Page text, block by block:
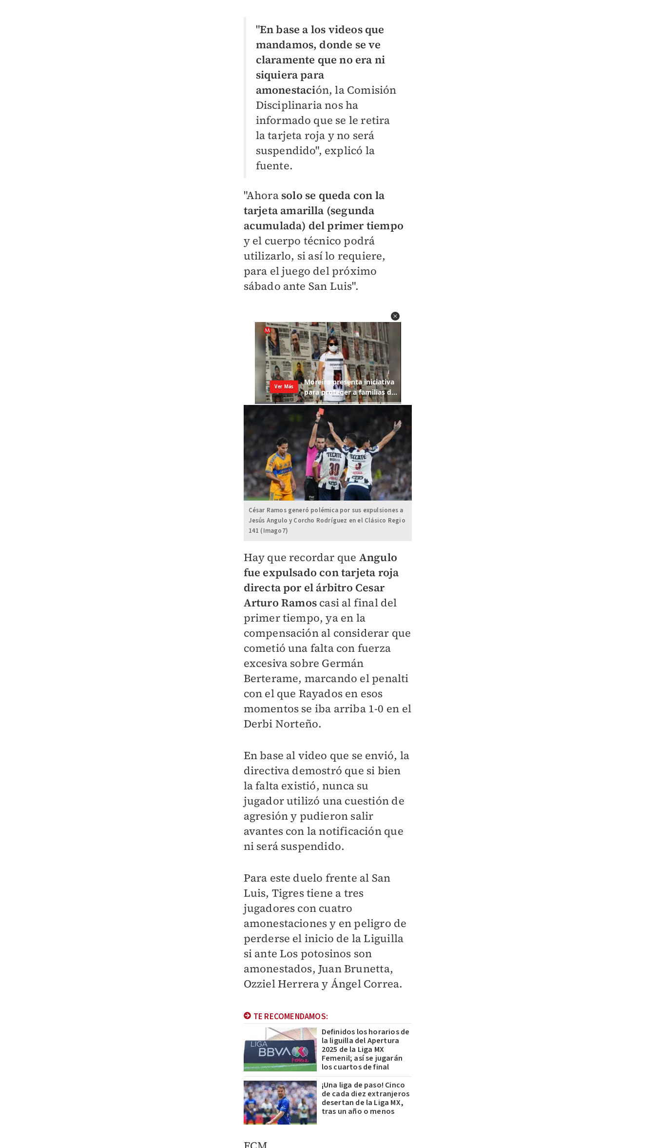
"En base a los videos que
mandamos, donde se ve
claramente que no era ni
siquiera para
amonestación, la Comisión
Disciplinaria nos ha
informado que se le retira
la tarjeta roja y no será
suspendido", explicó la
fuente.
"Ahora solo se queda con la
tarjeta amarilla (segunda
acumulada) del primer tiempo
y el cuerpo técnico podrá
utilizarlo, si así lo requiere,
para el juego del próximo
sábado ante San Luis".
César Ramos generó polémica por sus expulsiones a
Jesús Angulo y Corcho Rodríguez en el Clásico Regio
141 (Imago7)
Hay que recordar que Angulo
fue expulsado con tarjeta roja
directa por el árbitro Cesar
Arturo Ramos casi al final del
primer tiempo, ya en la
compensación al considerar que
cometió una falta con fuerza
excesiva sobre Germán
Berterame, marcando el penalti
con el que Rayados en esos
momentos se iba arriba 1-0 en el
Derbi Norteño.
En base al video que se envió, la
directiva demostró que si bien
la falta existió, nunca su
jugador utilizó una cuestión de
agresión y pudieron salir
avantes con la notificación que
ni será suspendido.
Para este duelo frente al San
Luis, Tigres tiene a tres
jugadores con cuatro
amonestaciones y en peligro de
perderse el inicio de la Liguilla
si ante Los potosinos son
amonestados, Juan Brunetta,
Ozziel Herrera y Ángel Correa.
TE RECOMENDAMOS:
Definidos los horarios de
la liguilla del Apertura
2025 de la Liga MX
Femenil; así se jugarán
los cuartos de final
¡Una liga de paso! Cinco
de cada diez extranjeros
desertan de la Liga MX,
tras un año o menos